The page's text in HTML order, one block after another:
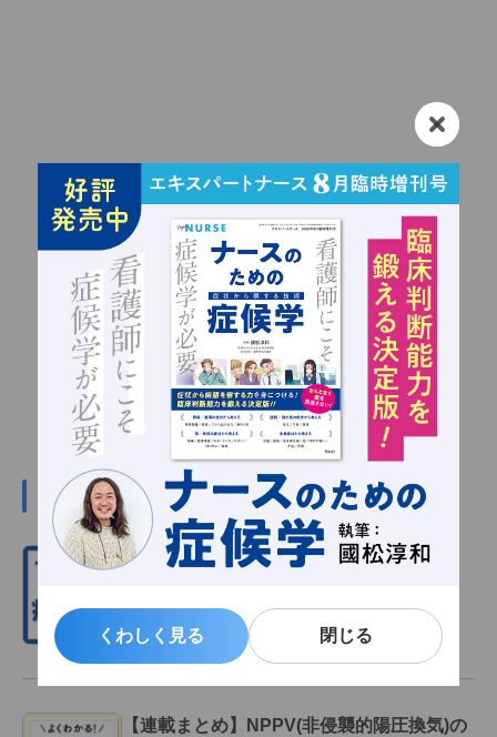
くわしく見る 閉じる
くわしく見る 閉じる
#呼吸器の関連記事
呼吸困難のアセスメント：「呼吸が変だ」
雑誌連動記事
【連載まとめ】NPPV(非侵襲的陽圧換気)の